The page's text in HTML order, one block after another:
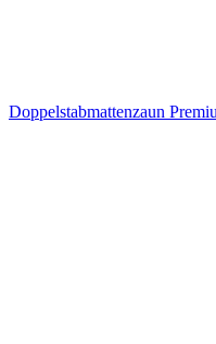
Doppelstabmattenzaun